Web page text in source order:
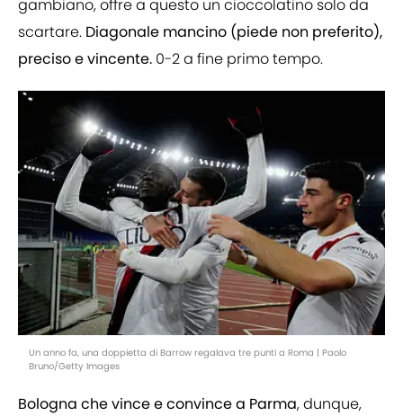
gambiano, offre a questo un cioccolatino solo da
scartare. Diagonale mancino (piede non preferito),
preciso e vincente. 0-2 a fine primo tempo.
Un anno fa, una doppietta di Barrow regalava tre punti a Roma | Paolo
Bruno/Getty Images
Bologna che vince e convince a Parma, dunque,